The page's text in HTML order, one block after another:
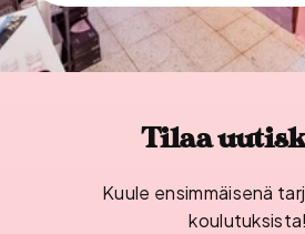
Tilaa
Kuule ensimmäisenä
koulutuksista!